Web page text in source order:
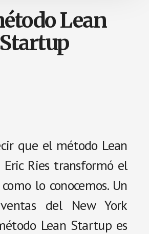
Lean
Startup
que el método Lean
Ries transformó el
lo conocemos. Un
del New York
Lean Startup es